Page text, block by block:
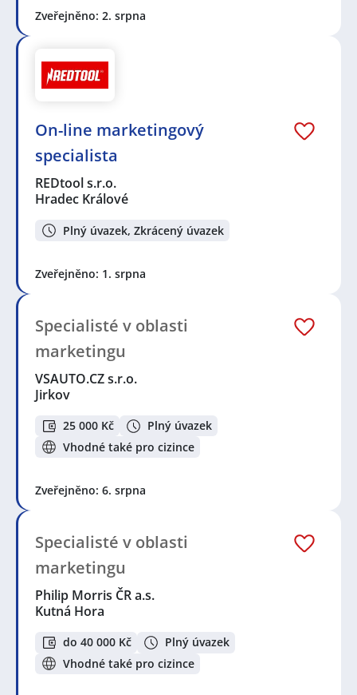
Zveřejněno: 2. srpna
On-line marketingový
specialista
REDtool s.r.o.
Hradec Králové
Plný úvazek, Zkrácený úvazek
Zveřejněno: 1. srpna
Specialisté v oblasti
marketingu
VSAUTO.CZ s.r.o.
Jirkov
25 000 Kč
Plný úvazek
Vhodné také pro cizince
Zveřejněno: 6. srpna
Specialisté v oblasti
marketingu
Philip Morris ČR a.s.
Kutná Hora
do 40 000 Kč
Plný úvazek
Vhodné také pro cizince